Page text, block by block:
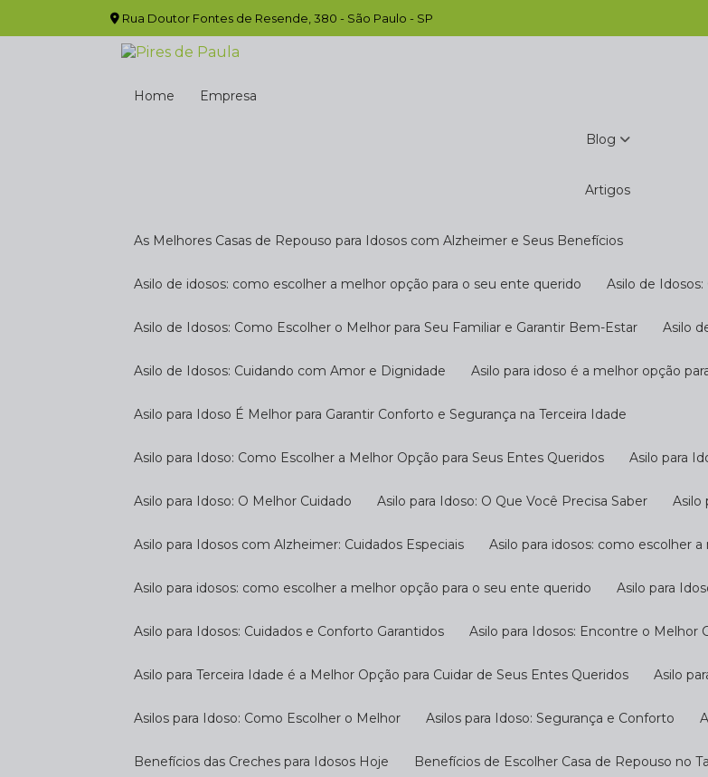
Rua Doutor Fontes de Resende, 380 - São Paulo - SP
Home Empresa
Blog
Artigos
As Melhores Casas de Repouso para Idosos com Alzheimer e Seus Benefícios
Asilo de idosos: como escolher a melhor opção para o seu ente querido Asilo de
Asilo de Idosos: Como Escolher o Melhor para Seu Familiar e Garantir Bem-Estar Asilo
Asilo de Idosos: Cuidando com Amor e Dignidade Asilo para idoso é a melhor opção
Asilo para Idoso É Melhor para Garantir Conforto e Segurança na Terceira Idade
Asilo para Idoso: Como Escolher a Melhor Opção para Seus Entes Queridos Asilo para
Asilo para Idoso: O Melhor Cuidado Asilo para Idoso: O Que Você Precisa Saber
Asilo para Idosos com Alzheimer: Cuidados Especiais Asilo para idosos: como escolher
Asilo para idosos: como escolher a melhor opção para o seu ente querido Asilo para
Asilo para Idosos: Cuidados e Conforto Garantidos Asilo para Idosos: Encontre o Melhor
Asilo para Terceira Idade é a Melhor Opção para Cuidar de Seus Entes Queridos Asilo
Asilos para Idoso: Como Escolher o Melhor Asilos para Idoso: Segurança e Conforto
Benefícios das Creches para Idosos Hoje Benefícios de Escolher Casa de Repouso no